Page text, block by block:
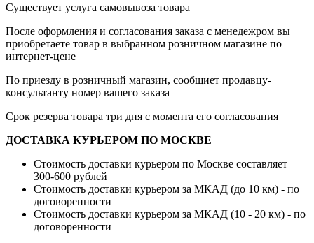
Существует услуга самовывоза товара
После оформления и согласования заказа с менедежром вы
приобретаете товар в выбранном розничном магазине по
интернет-цене
По приезду в розничный магазин, сообщиет продавцу-
консультанту номер вашего заказа
Срок резерва товара три дня с момента его согласования
ДОСТАВКА КУРЬЕРОМ ПО МОСКВЕ
Стоимость доставки курьером по Москве составляет
300-600 рублей
Стоимость доставки курьером за МКАД (до 10 км) - по
договоренности
Стоимость доставки курьером за МКАД (10 - 20 км) - по
договоренности